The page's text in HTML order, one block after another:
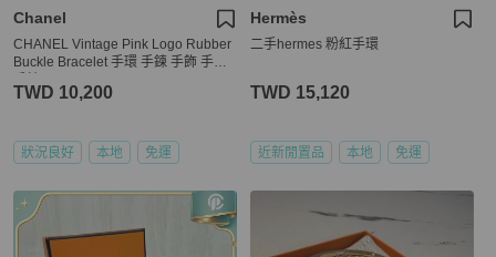
Chanel
CHANEL Vintage Pink Logo Rubber
Buckle Bracelet 手環 手鍊 手飾 手鏈
TWD 10,200
狀況良好 本地 免運
Hermès
二手hermes 粉紅手環
TWD 15,120
近新閒置品 本地 免運